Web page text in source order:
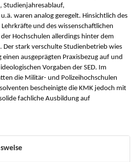
Studienjahresablauf,
waren analog geregelt. Hinsichtlich des
und des wissenschaftlichen
Hochschulen allerdings hinter dem
Der stark verschulte Studienbetrieb wies
einen ausgeprägten Praxisbezug auf und
Vorgaben der SED. Im
die Militär- und Polizeihochschulen
bescheinigte die KMK jedoch mit
fachliche Ausbildung auf